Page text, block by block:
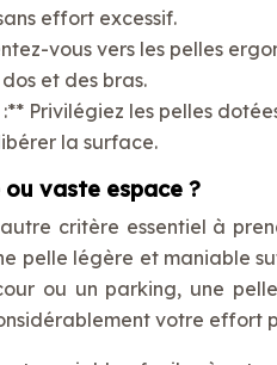
effort excessif.
vous vers les pelles
et des bras.
Privilégiez les pelles
la surface.
vaste espace ?
critère essentiel à
pelle légère et maniable
ou un parking, une
votre effort